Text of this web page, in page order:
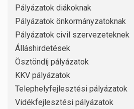
Pályázatok diákoknak
Pályázatok önkormányzatoknak
Pályázatok civil szervezeteknek
Álláshirdetések
Ösztöndíj pályázatok
KKV pályázatok
Telephelyfejlesztési pályázatok
Vidékfejlesztési pályázatok